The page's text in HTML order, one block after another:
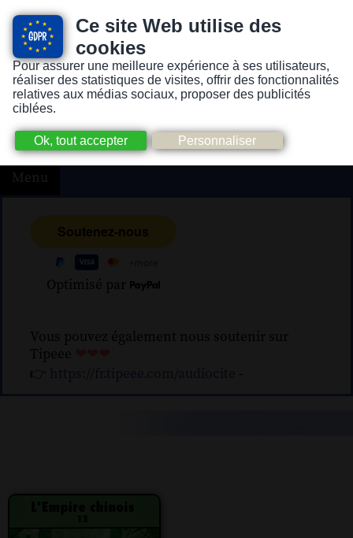
Ce site Web utilise des
cookies
Pour assurer une meilleure expérience à ses utilisateurs,
réaliser des statistiques de visites, offrir des fonctionnalités
relatives aux médias sociaux, proposer des publicités
ciblées.
Version pour personnes mal-voyantes ou non-voyantes
Menu
Optimisé par
Vous pouvez également nous soutenir sur
Tipeee
👉
-